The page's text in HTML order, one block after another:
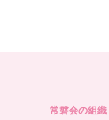
常磐会の組織